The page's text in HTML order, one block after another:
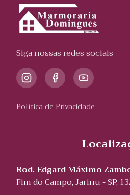
Siga nossas redes sociais
Política de Privacidade
Rod. Edgard Máximo
Fim do Campo, Jarinu - SP,